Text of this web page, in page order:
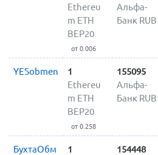
Ethereu
m ETH
BEP20
от 0.006
Альфа-
Банк RUB
YESobmen
1
Ethereu
m ETH
BEP20
от 0.258
155095
Альфа-
Банк RUB
БухтаОбм
1
154448